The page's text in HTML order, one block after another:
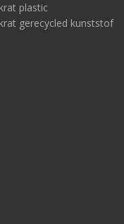
plastic
gerecycled kunststof